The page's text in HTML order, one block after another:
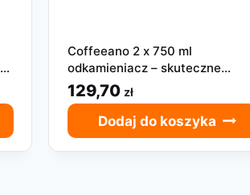
Coffeeano 2 x 750 ml
odkamieniacz – skuteczne
czyszczenie ekspresów do kawy
129,70 zł
Dodaj do koszyka